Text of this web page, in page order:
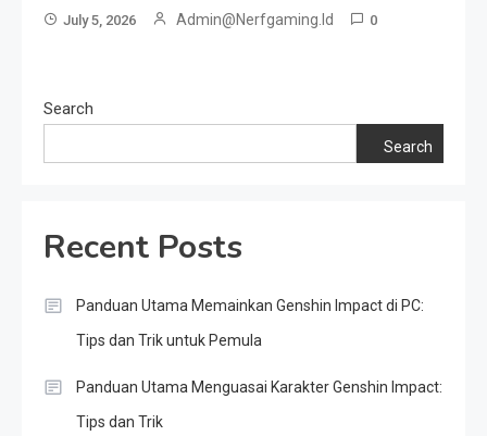
July 5, 2026 Admin@nerfgaming.id 0
Search
Search
Recent Posts
Panduan Utama Memainkan Genshin Impact di PC:
Tips dan Trik untuk Pemula
Panduan Utama Menguasai Karakter Genshin Impact:
Tips dan Trik